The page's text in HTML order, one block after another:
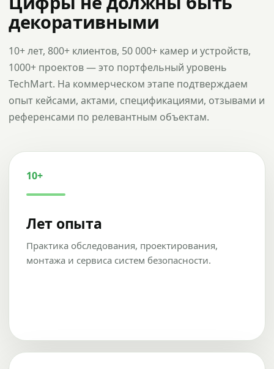
декоративными
10+ лет, 800+ клиентов, 50 000+ камер и устройств,
1000+ проектов — это портфельный уровень
TechMart. На коммерческом этапе подтверждаем
опыт кейсами, актами, спецификациями, отзывами и
референсами по релевантным объектам.
10+
Лет опыта
Практика обследования, проектирования,
монтажа и сервиса систем безопасности.